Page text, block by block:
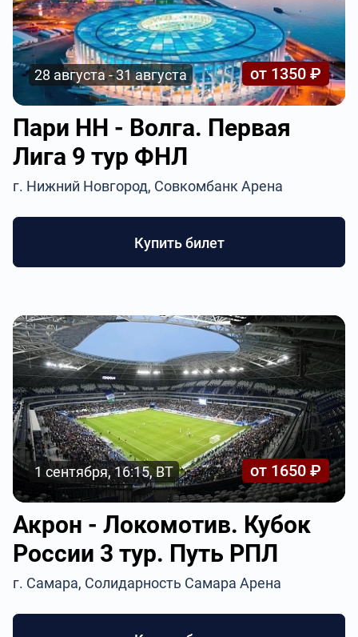
28 августа - 31 августа от 1350 ₽
Пари НН - Волга. Первая
Лига 9 тур ФНЛ
г. Нижний Новгород, Совкомбанк Арена
Купить билет
1 сентября, 16:15, ВТ от 1650 ₽
Акрон - Локомотив. Кубок
России 3 тур. Путь РПЛ
г. Самара, Солидарность Самара Арена